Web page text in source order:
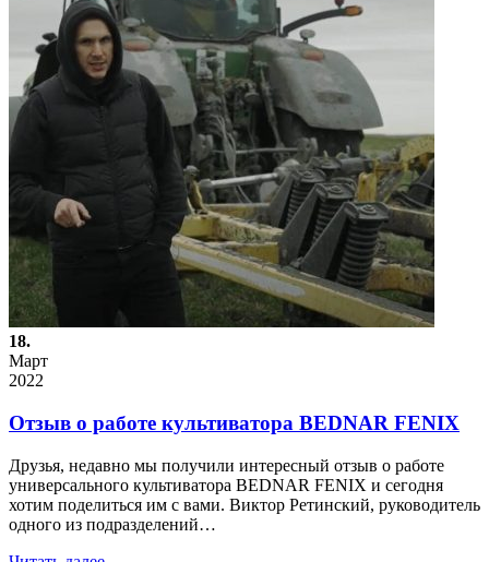
18.
Март
2022
Отзыв о работе культиватора BEDNAR FENIX
Друзья, недавно мы получили интересный отзыв о работе
универсального культиватора BEDNAR FENIX и сегодня
хотим поделиться им с вами. Виктор Ретинский, руководитель
одного из подразделений…